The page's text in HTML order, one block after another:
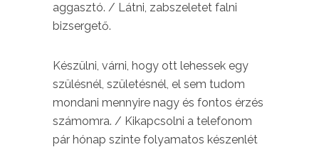
aggasztó. / Látni, zabszeletet falni
bizsergető.
Készülni, várni, hogy ott lehessek egy
szülésnél, születésnél, el sem tudom
mondani mennyire nagy és fontos érzés
számomra. / Kikapcsolni a telefonom
pár hónap szinte folyamatos készenlét